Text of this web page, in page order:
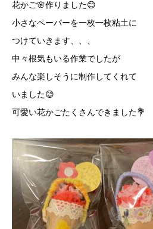
花かご🌸作りました😊
小さなペーパーを一枚一枚粘土に
つけていきます、、、
中々根気もいる作業でしたが
みんな楽しそうに制作してくれて
いました😊
可愛い花かごたくさんできました💐